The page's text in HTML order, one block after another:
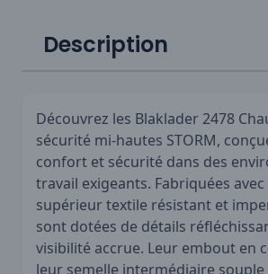
Description
Découvrez les Blaklader 2478
sécurité mi-hautes STORM,
confort et sécurité dans des
travail exigeants. Fabriquées
supérieur textile résistant et
sont dotées de détails
visibilité accrue. Leur embout en
leur semelle intermédiaire